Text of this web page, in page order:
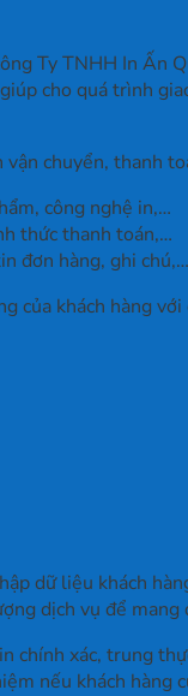
Ty TNHH In
cho quá trình
chuyển, thanh
công nghệ in,…
thức thanh toán,…
đơn hàng, ghi chú,…
của khách hàng
dữ liệu khách
dịch vụ để
xác, trung
nếu khách hàng